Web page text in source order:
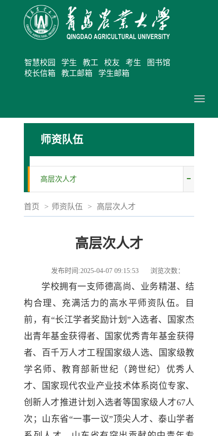
智慧校园 学生 教工 校友 考生
图书馆
校长信箱
教工邮箱 学生邮箱
切
换
师资队伍
高层次人才
首页 > 师资队伍 > 高层次人才
高层次人才
发布时间:2025-04-07 09:15:53 浏览次数：
学校拥有一支师德高尚、业务精湛、结
构合理、充满活力的高水平师资队伍。目
前，有“长江学者奖励计划”入选者、国家杰
出青年基金获得者、国家优秀青年基金获得
者、百千万人才工程国家级人选、国家级教
学名师、教育部新世纪（跨世纪）优秀人
才、国家现代农业产业技术体系岗位专家、
创新人才推进计划入选者等国家级人才67人
次；山东省“一事一议”顶尖人才、泰山学者